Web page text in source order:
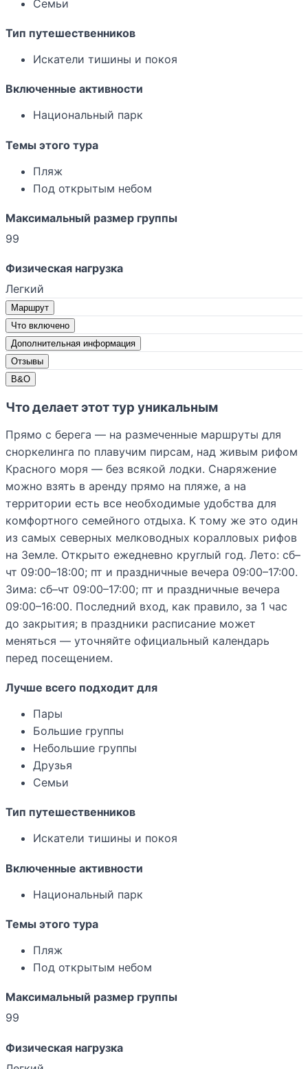
Семьи
Тип путешественников
Искатели тишины и покоя
Включенные активности
Национальный парк
Темы этого тура
Пляж
Под открытым небом
Максимальный размер группы
99
Физическая нагрузка
Легкий
Маршрут
Что включено
Дополнительная информация
Отзывы
В&О
Что делает этот тур уникальным
Прямо с берега — на размеченные маршруты для
сноркелинга по плавучим пирсам, над живым рифом
Красного моря — без всякой лодки. Снаряжение
можно взять в аренду прямо на пляже, а на
территории есть все необходимые удобства для
комфортного семейного отдыха. К тому же это один
из самых северных мелководных коралловых рифов
на Земле. Открыто ежедневно круглый год. Лето: сб–
чт 09:00–18:00; пт и праздничные вечера 09:00–17:00.
Зима: сб–чт 09:00–17:00; пт и праздничные вечера
09:00–16:00. Последний вход, как правило, за 1 час
до закрытия; в праздники расписание может
меняться — уточняйте официальный календарь
перед посещением.
Лучше всего подходит для
Пары
Большие группы
Небольшие группы
Друзья
Семьи
Тип путешественников
Искатели тишины и покоя
Включенные активности
Национальный парк
Темы этого тура
Пляж
Под открытым небом
Максимальный размер группы
99
Физическая нагрузка